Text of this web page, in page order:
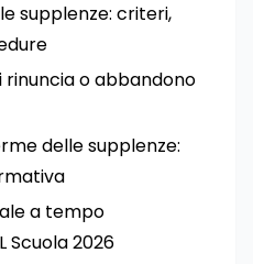
supplenze: criteri,
rinuncia o abbandono
delle supplenze:
a tempo
Scuola 2026